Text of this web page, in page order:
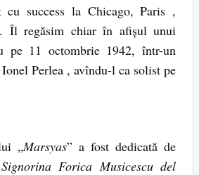
cu success la Chicago, Paris ,
Îl regăsim chiar în afişul unui
pe 11 octombrie 1942, într-un
Perlea , avîndu-l ca solist pe
„Marsyas” a fost dedicată de
Forica Musicescu del